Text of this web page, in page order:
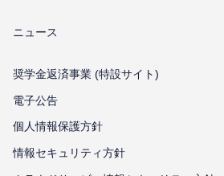
ニュース
奨学金返済事業 (特設サイト)
電子公告
個⼈情報保護⽅針
情報セキュリティ⽅針